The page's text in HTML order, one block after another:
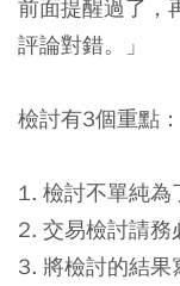
前面提醒過了，
評論對錯。」
檢討有3個重點：
1. 檢討不單純為
2. 交易檢討請務
3. 將檢討的結果